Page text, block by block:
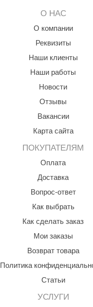
О НАС
О компании
Реквизиты
Наши клиенты
Наши работы
Новости
Отзывы
Вакансии
Карта сайта
ПОКУПАТЕЛЯМ
Оплата
Доставка
Вопрос-ответ
Как выбрать
Как сделать заказ
Мои заказы
Возврат товара
Политика
Статьи
УСЛУГИ